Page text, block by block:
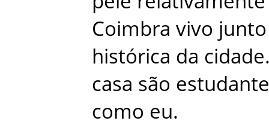
Coimbra vivo junto
histórica da cidade
casa são
como eu.